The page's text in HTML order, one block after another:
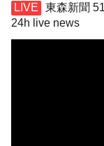
東森新聞
24h live news